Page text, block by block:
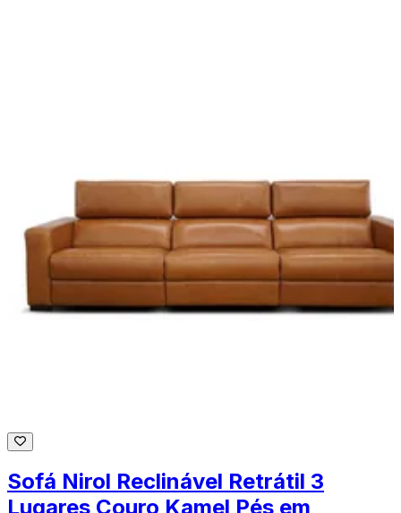
Sofá Nirol Reclinável Retrátil 3
Lugares Couro Kamel Pés em